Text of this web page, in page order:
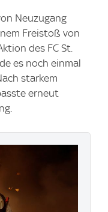
Neuzugang
Freistoß von
des FC St.
es noch einmal
starkem
erneut